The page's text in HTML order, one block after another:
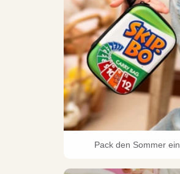
Pack den Sommer ein